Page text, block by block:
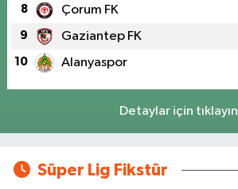
8 Çorum FK
9 Gaziantep FK
10 Alanyaspor
Detaylar için tıklayın
Süper Lig Fikstür